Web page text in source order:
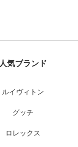
人気ブランド
ルイヴィトン
グッチ
ロレックス